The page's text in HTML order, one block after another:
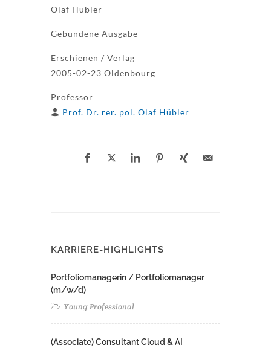
Olaf Hübler
Gebundene Ausgabe
Erschienen / Verlag
2005-02-23 Oldenbourg
Professor
Prof. Dr. rer. pol. Olaf Hübler
KARRIERE-HIGHLIGHTS
Portfoliomanagerin / Portfoliomanager
(m/w/d)
Young Professional
(Associate) Consultant Cloud & AI